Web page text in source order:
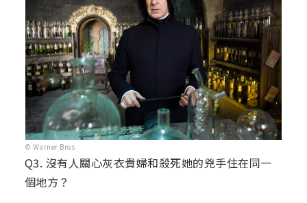
© Warner Bros
Q3. 沒有人關心灰衣貴婦和殺死她的兇手住在同一
個地方？